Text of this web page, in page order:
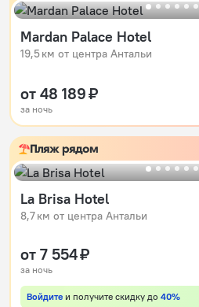
Mardan Palace Hotel
19,5 км от центра Антальи
от 48 189 ₽
за ночь
Пляж рядом
La Brisa Hotel
8,7 км от центра Антальи
от 7 554 ₽
за ночь
Войдите и получите скидку до 40%